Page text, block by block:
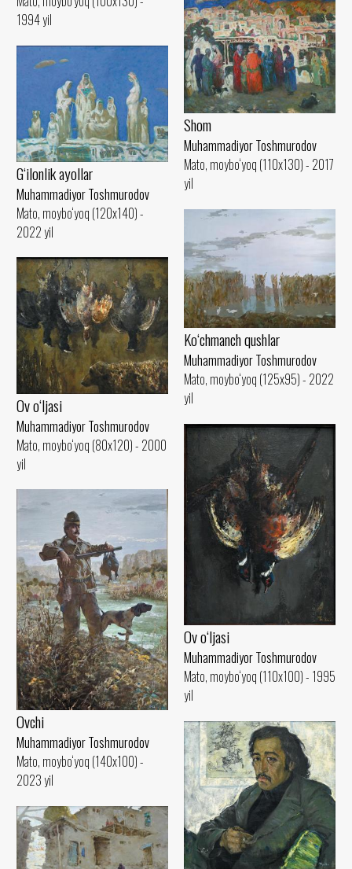
1994 yil
Shom
Muhammadiyor Toshmurodov
Mato, moybo‘yoq (110x130) - 2017
yil
G‘ilonlik ayollar
Muhammadiyor Toshmurodov
Mato, moybo‘yoq (120x140) -
2022 yil
Ko‘chmanch qushlar
Muhammadiyor Toshmurodov
Mato, moybo‘yoq (125x95) - 2022
yil
Ov o‘ljasi
Muhammadiyor Toshmurodov
Mato, moybo‘yoq (80x120) - 2000
yil
Ov o‘ljasi
Muhammadiyor Toshmurodov
Mato, moybo‘yoq (110x100) - 1995
yil
Ovchi
Muhammadiyor Toshmurodov
Mato, moybo‘yoq (140x100) -
2023 yil